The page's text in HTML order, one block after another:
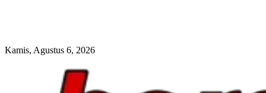
Kamis, Agustus 6, 2026